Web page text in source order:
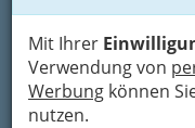
Mit Ihrer
Verwendung von
Werbung können
nutzen.
Karte
Adresse mit